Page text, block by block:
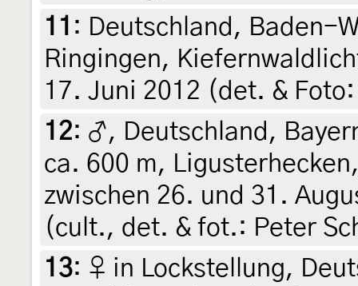
11 : Deutschland, Baden-
Ringingen,
17. Juni 2012 (det. &
12: ♂, Deutschland,
ca. 600 m,
zwischen 26. und 31.
(cult., det. & fot.: Peter
13: ♀ in Lockstellung,